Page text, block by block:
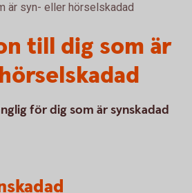
är syn- eller hörselskadad
till dig som är
för dig som är synskadad